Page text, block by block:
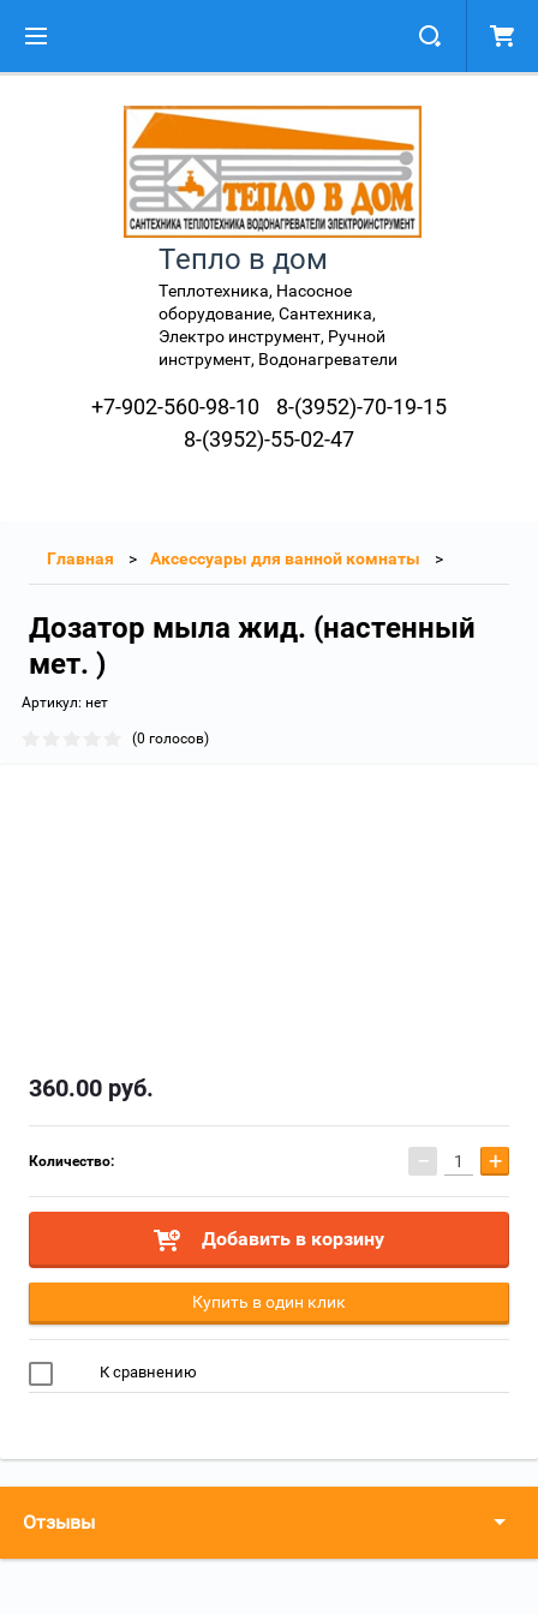
Тепло в дом
Теплотехника, Насосное
оборудование, Сантехника,
Электро инструмент, Ручной
инструмент, Водонагреватели
+7-902-560-98-10
8-(3952)-70-19-15
8-(3952)-55-02-47
Главная Аксессуары для ванной комнаты
Дозатор мыла жид. (настенный
мет. )
Артикул: нет
(0 голосов)
360.00 руб.
Количество: − +
Добавить в корзину
Купить в один клик
К сравнению
Отзывы